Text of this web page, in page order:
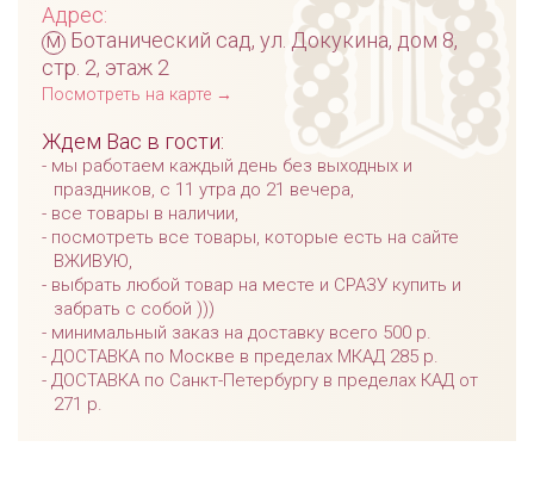
Адрес:
м Ботанический сад, ул. Докукина, дом 8,
стр. 2, этаж 2
Посмотреть на карте →
Ждем Вас в гости:
мы работаем каждый день без выходных и
праздников, с 11 утра до 21 вечера,
все товары в наличии,
посмотреть все товары, которые есть на сайте
ВЖИВУЮ,
выбрать любой товар на месте и СРАЗУ купить и
забрать с собой )))
минимальный заказ на доставку всего 500 р.
ДОСТАВКА по Москве в пределах МКАД 285 р.
ДОСТАВКА по Санкт-Петербургу в пределах КАД от
271 р.